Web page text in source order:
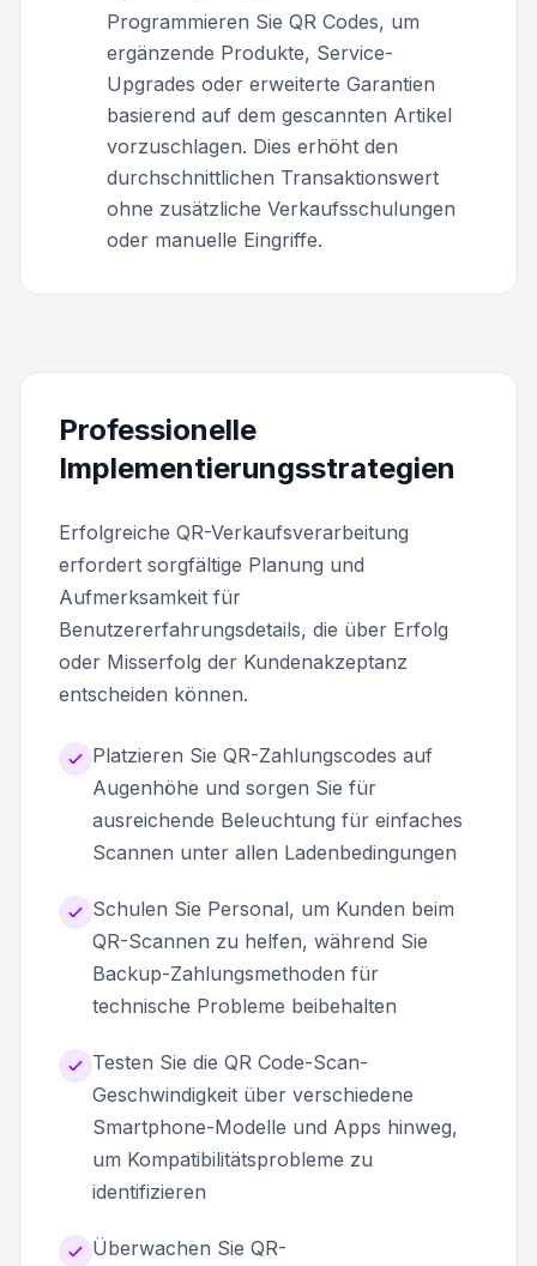
Programmieren Sie QR Codes, um
ergänzende Produkte, Service-
Upgrades oder erweiterte Garantien
basierend auf dem gescannten Artikel
vorzuschlagen. Dies erhöht den
durchschnittlichen Transaktionswert
ohne zusätzliche Verkaufsschulungen
oder manuelle Eingriffe.
Professionelle
Implementierungsstrategien
Erfolgreiche QR-Verkaufsverarbeitung
erfordert sorgfältige Planung und
Aufmerksamkeit für
Benutzererfahrungsdetails, die über Erfolg
oder Misserfolg der Kundenakzeptanz
entscheiden können.
Platzieren Sie QR-Zahlungscodes auf
Augenhöhe und sorgen Sie für
ausreichende Beleuchtung für einfaches
Scannen unter allen Ladenbedingungen
Schulen Sie Personal, um Kunden beim
QR-Scannen zu helfen, während Sie
Backup-Zahlungsmethoden für
technische Probleme beibehalten
Testen Sie die QR Code-Scan-
Geschwindigkeit über verschiedene
Smartphone-Modelle und Apps hinweg,
um Kompatibilitätsprobleme zu
identifizieren
Überwachen Sie QR-